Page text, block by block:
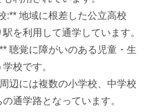
:** 地域に根差した公立高校
を利用して通学しています。
聴覚に障がいのある児童・生
校です。
辺には複数の小学校、中学校
通学路となっています。